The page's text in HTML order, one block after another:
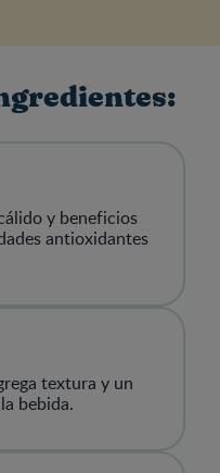
y beneficios
antioxidantes
textura y un
bebida.